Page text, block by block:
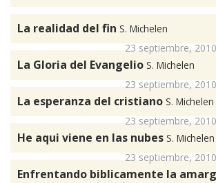
La realidad del fin S. Michelen
23 septiembre, 2010
La Gloria del Evangelio S. Michelen
23 septiembre, 2010
La esperanza del cristiano S. Michelen
23 septiembre, 2010
He aqui viene en las nubes S. Michelen
23 septiembre, 2010
Enfrentando biblicamente la